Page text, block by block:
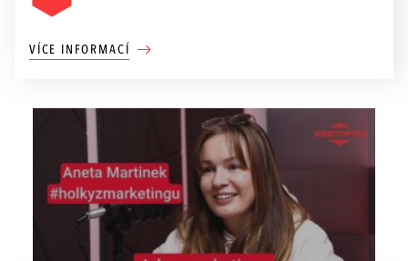
VÍCE INFORMACÍ